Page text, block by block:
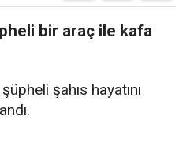
bir araç ile kafa
şahıs hayatını